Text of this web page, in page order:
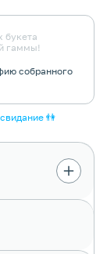
букета
гаммы!
собранного
👫
Она
- для
по мере